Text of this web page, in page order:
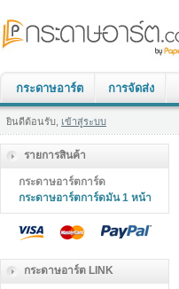
กระดาษอาร์ต การจัดส่ง
ยินดีต้อนรับ, เข้าสู่ระบบ
รายการสินค้า
กระดาษอาร์ตการ์ด
กระดาษอาร์ตการ์ดมัน 1 หน้า
กระดาษอาร์ต LINK